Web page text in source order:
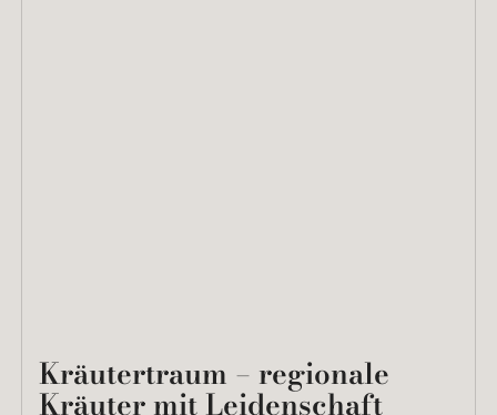
Kräutertraum – regionale
Kräuter mit Leidenschaft